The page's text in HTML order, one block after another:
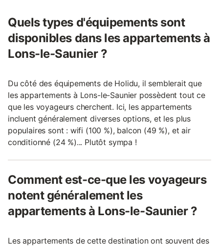
Quels types d'équipements sont
disponibles dans les appartements à
Lons-le-Saunier ?
Du côté des équipements de Holidu, il semblerait que
les appartements à Lons-le-Saunier possèdent tout ce
que les voyageurs cherchent. Ici, les appartements
incluent généralement diverses options, et les plus
populaires sont : wifi (100 %), balcon (49 %), et air
conditionné (24 %)... Plutôt sympa !
Comment est-ce-que les voyageurs
notent généralement les
appartements à Lons-le-Saunier ?
Les appartements de cette destination ont souvent des